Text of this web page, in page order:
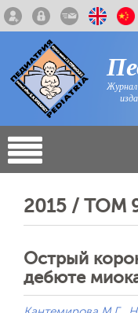
2015 / ТОМ
Острый
дебюте